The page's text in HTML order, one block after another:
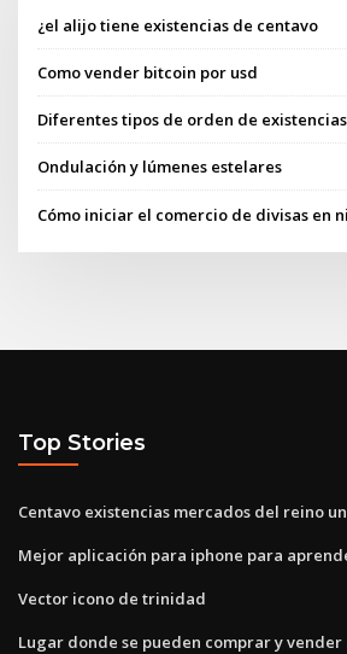
¿el alijo tiene existencias de centavo
Como vender bitcoin por usd
Diferentes tipos de orden de existencias
Ondulación y lúmenes estelares
Cómo iniciar el comercio de divisas en
Top Stories
Centavo existencias mercados del reino
Mejor aplicación para iphone para
Vector icono de trinidad
Lugar donde se pueden comprar y vender